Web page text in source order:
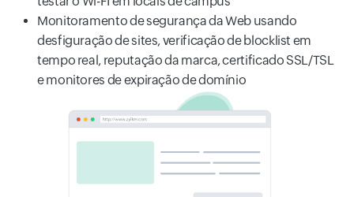
Monitoramento de segurança da Web usando
desfiguração de sites, verificação de blocklist em
tempo real, reputação da marca, certificado SSL/TSL
e monitores de expiração de domínio